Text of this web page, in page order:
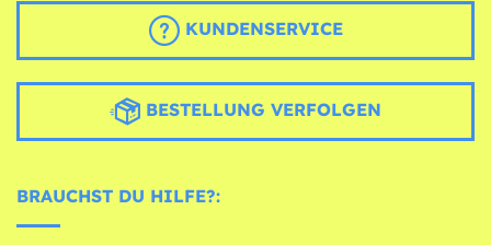
KUNDENSERVICE
BESTELLUNG VERFOLGEN
BRAUCHST DU HILFE?: